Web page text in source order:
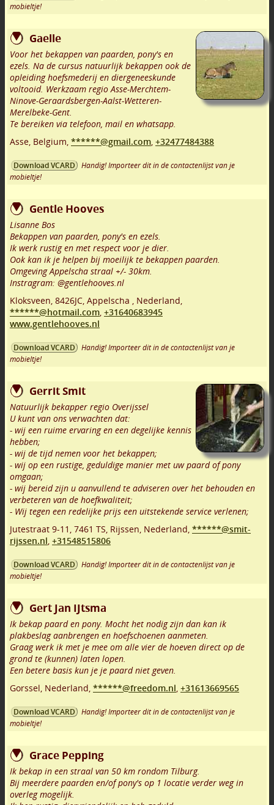
mobieltje!
Gaelle
Voor het bekappen van paarden, pony's en
ezels. Na de cursus natuurlijk bekappen ook de
opleiding hoefsmederij en diergeneeskunde
voltooid. Werkzaam regio Asse-Merchtem-
Ninove-Geraardsbergen-Aalst-Wetteren-
Merelbeke-Gent.
Te bereiken via telefoon, mail en whatsapp.
Asse, Belgium, ******@gmail.com, +32477484388
Download VCARD
Handig! Importeer dit in de contactenlijst van je
mobieltje!
Gentle Hooves
Lisanne Bos
Bekappen van paarden, pony's en ezels.
Ik werk rustig en met respect voor je dier.
Ook kan ik je helpen bij moeilijk te bekappen paarden.
Omgeving Appelscha straal +/- 30km.
Instragram: @gentlehooves.nl
Kloksveen, 8426JC, Appelscha , Nederland,
******@hotmail.com, +31640683945
www.gentlehooves.nl
Download VCARD
Handig! Importeer dit in de contactenlijst van je
mobieltje!
Gerrit Smit
Natuurlijk bekapper regio Overijssel
U kunt van ons verwachten dat:
- wij een ruime ervaring en een degelijke kennis
hebben;
- wij de tijd nemen voor het bekappen;
- wij op een rustige, geduldige manier met uw paard of pony
omgaan;
- wij bereid zijn u aanvullend te adviseren over het behouden en
verbeteren van de hoefkwaliteit;
- Wij tegen een redelijke prijs een uitstekende service verlenen;
Jutestraat 9-11 , 7461 TS, Rijssen, Nederland, ******@smit-
rijssen.nl, +31548515806
Download VCARD
Handig! Importeer dit in de contactenlijst van je
mobieltje!
Gert Jan IJtsma
Ik bekap paard en pony. Mocht het nodig zijn dan kan ik
plakbeslag aanbrengen en hoefschoenen aanmeten.
Graag werk ik met je mee om alle vier de hoeven direct op de
grond te (kunnen) laten lopen.
Een betere basis kun je je paard niet geven.
Gorssel, Nederland, ******@freedom.nl, +31613669565
Download VCARD
Handig! Importeer dit in de contactenlijst van je
mobieltje!
Grace Pepping
Ik bekap in een straal van 50 km rondom Tilburg.
Bij meerdere paarden en/of pony's op 1 locatie verder weg in
overleg mogelijk.